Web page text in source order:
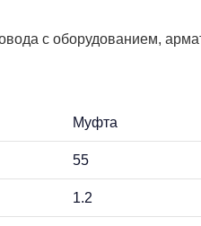
с оборудованием,
Муфта
55
1.2